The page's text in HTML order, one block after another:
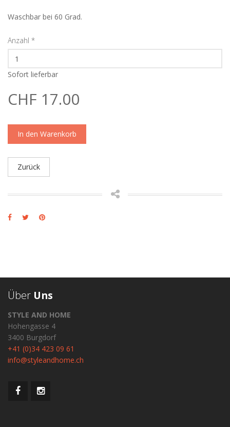
Waschbar bei 60 Grad.
Anzahl *
Sofort lieferbar
CHF 17.00
In den Warenkorb
Zurück
Über Uns
STYLE AND HOME
Hohengasse 4
3400 Burgdorf
+41 (0)34 423 09 61
info@styleandhome.ch